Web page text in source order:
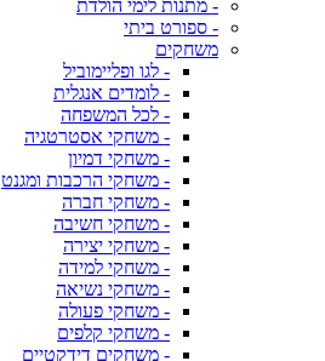
- מתנות לימי הולדת
- ספורט ביתי
משחקים
- לגו ופליימוביל
- לומדים אנגלית
- לכל המשפחה
- משחקי אסטרטגיה
- משחקי דמיון
- משחקי הרכבות ומגנט
- משחקי חברה
- משחקי חשיבה
- משחקי יצירה
- משחקי למידה
- משחקי נשיאה
- משחקי פעולה
- משחקי קלפים
- משחקים דידקטיים